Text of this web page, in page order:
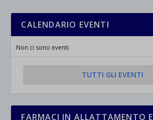
CALENDARIO EVENTI
Non ci sono eventi
TUTTI GLI EVENTI
FARMACI IN ALLATTAMENTO E